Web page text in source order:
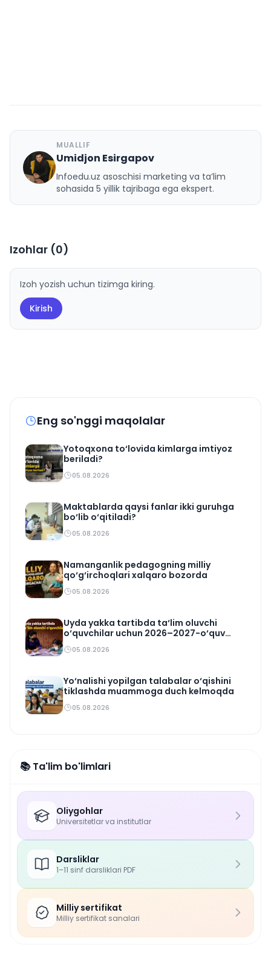
U
MUALLIF
Umidjon Esirgapov
Infoedu.uz asoschisi marketing va ta’lim
sohasida 5 yillik tajribaga ega ekspert.
Izohlar (0)
Izoh yozish uchun tizimga kiring.
Kirish
Eng so'nggi maqolalar
Yotoqxona to‘lovida kimlarga imtiyoz
beriladi?
05.08.2026
Maktablarda qaysi fanlar ikki guruhga
bo‘lib o‘qitiladi?
05.08.2026
Namanganlik pedagogning milliy
qo‘g‘irchoqlari xalqaro bozorda
05.08.2026
Uyda yakka tartibda ta‘lim oluvchi
o‘quvchilar uchun 2026–2027-o‘quv
rejasi tasdiqlandi
05.08.2026
Yo‘nalishi yopilgan talabalar o‘qishini
tiklashda muammoga duch kelmoqda
05.08.2026
📚 Ta'lim bo'limlari
Oliygohlar
Universitetlar va institutlar
Darsliklar
1–11 sinf darsliklari PDF
Milliy sertifikat
Milliy sertifikat sanalari